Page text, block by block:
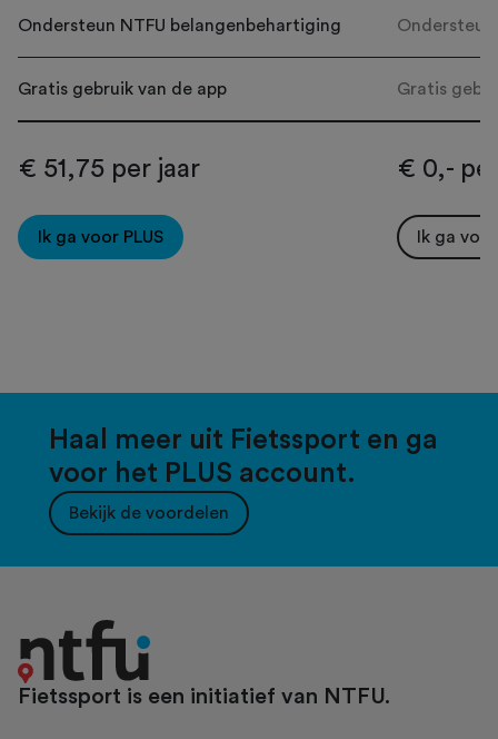
Ondersteun NTFU belangenbehartiging
Gratis gebruik van de app
€ 51,75 per jaar
Ik ga voor PLUS
Gratis
€ 0,-
Ik ga
Haal meer uit Fietssport en ga
voor het PLUS account.
Bekijk de voordelen
Fietssport is een initiatief van NTFU.